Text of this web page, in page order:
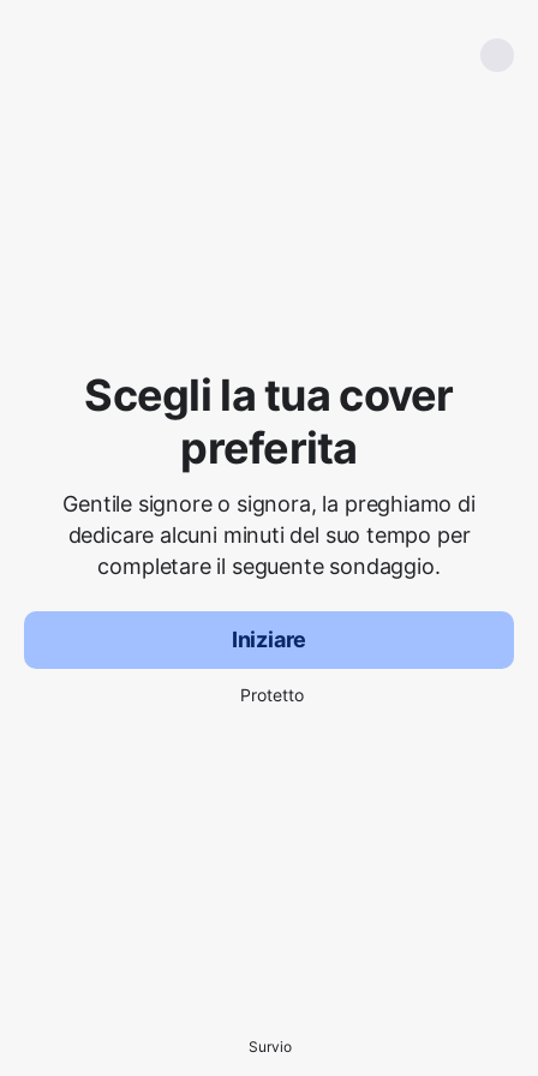
Scegli la tua cover
preferita
Gentile signore o signora, la preghiamo di
dedicare alcuni minuti del suo tempo per
completare il seguente sondaggio.
Iniziare
Protetto
Survio